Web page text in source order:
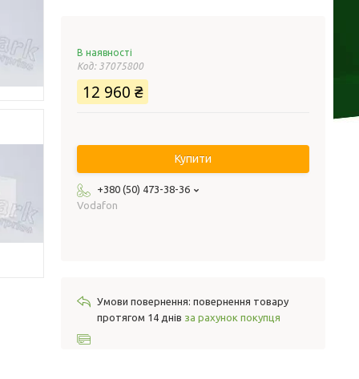
В наявності
Код: 37075800
12 960 ₴
Купити
+380 (50) 473-38-36
Vodafon
повернення товару
протягом 14 днів за рахунок покупця